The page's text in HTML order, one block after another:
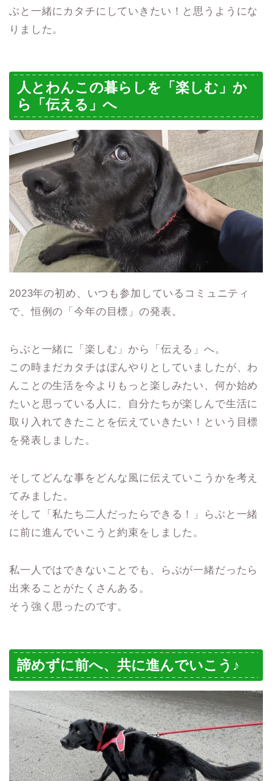
ぶと一緒にカタチにしていきたい！と思うようにな
りました。
人とわんこの暮らしを「楽しむ」か
ら「伝える」へ
2023年の初め、いつも参加しているコミュニティ
で、恒例の「今年の目標」の発表。
らぶと一緒に「楽しむ」から「伝える」へ。
この時まだカタチはぼんやりとしていましたが、わ
んことの生活を今よりもっと楽しみたい、何か始め
たいと思っている人に、自分たちが楽しんで生活に
取り入れてきたことを伝えていきたい！という目標
を発表しました。
そしてどんな事をどんな風に伝えていこうかを考え
てみました。
そして「私たち二人だったらできる！」らぶと一緒
に前に進んでいこうと約束をしました。
私一人ではできないことでも、らぶが一緒だったら
出来ることがたくさんある。
そう強く思ったのです。
諦めずに前へ、共に進んでいこう♪